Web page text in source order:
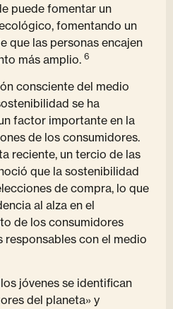
puede fomentar un
fomentando un
que las personas encajen
más amplio. 6
consciente del medio
se ha
factor importante en la
de los consumidores.
reciente, un tercio de las
que la sostenibilidad
de compra, lo que
al alza en el
de los consumidores
responsables con el medio
jóvenes se identifican
del planeta» y